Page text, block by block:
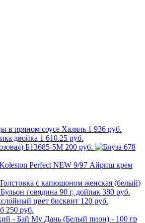
1 936 руб.
1 610.25 руб.
200 руб.
678
380 руб.
120 руб.
250 руб.